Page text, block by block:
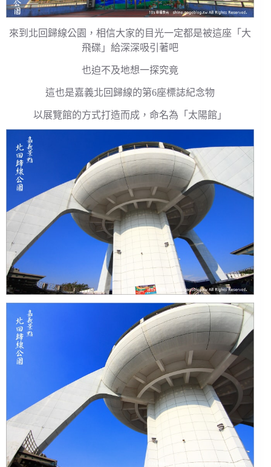
來到北回歸線公園，相信大家的目光一定都是被這座「大
飛碟」給深深吸引著吧
也迫不及地想一探究竟
這也是嘉義北回歸線的第6座標誌紀念物
以展覽館的方式打造而成，命名為「太陽館」